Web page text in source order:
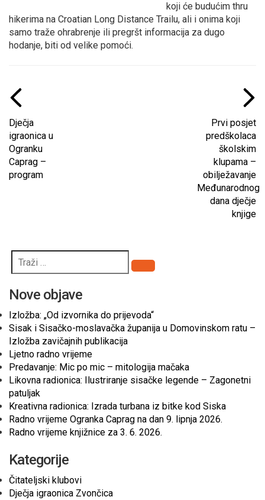
koji će budućim thru
hikerima na Croatian Long Distance Trailu, ali i onima koji
samo traže ohrabrenje ili pregršt informacija za dugo
hodanje, biti od velike pomoći.
Dječja
igraonica u
Ogranku
Caprag –
program
Prvi posjet
predškolaca
školskim
klupama –
obilježavanje
Međunarodnog
dana dječje
knjige
Pretraži
Nove objave
Izložba: „Od izvornika do prijevoda“
Sisak i Sisačko-moslavačka županija u Domovinskom ratu –
Izložba zavičajnih publikacija
Ljetno radno vrijeme
Predavanje: Mic po mic – mitologija mačaka
Likovna radionica: Ilustriranje sisačke legende – Zagonetni
patuljak
Kreativna radionica: Izrada turbana iz bitke kod Siska
Radno vrijeme Ogranka Caprag na dan 9. lipnja 2026.
Radno vrijeme knjižnice za 3. 6. 2026.
Kategorije
Čitateljski klubovi
Dječja igraonica Zvončica